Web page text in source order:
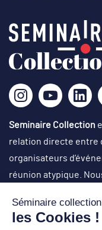
Seminaire Collection
relation directe entre
organisateurs
réunion atypique.
exceptionnels, avec
d’organisation de